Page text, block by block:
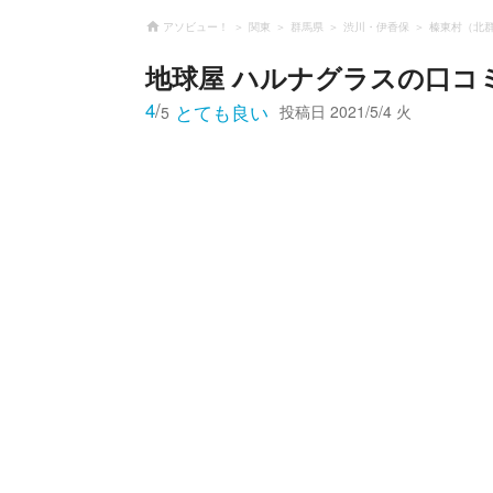
アソビュー！ 関東 群馬県 渋川・伊香保 榛東村（北
地球屋 ハルナグラスの口コ
4/5 とても良い 投稿日 2021/5/4 火